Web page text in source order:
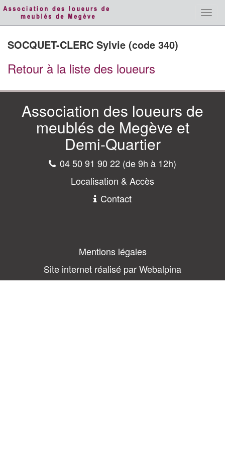
SOCQUET-CLERC Sylvie (code 340)
Retour à la liste des loueurs
Association des loueurs de
meublés de Megève et
Demi-Quartier
04 50 91 90 22 (de 9h à 12h)
Localisation & Accès
Contact
Mentions légales
Site internet réalisé par Webalpina